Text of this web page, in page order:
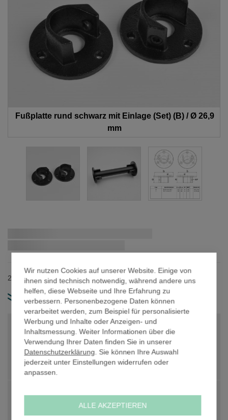
Wir nutzen Cookies auf unserer Website. Einige von
ihnen sind technisch notwendig, während andere uns
helfen, diese Webseite und Ihre Erfahrung zu
verbessern. Personenbezogene Daten können
verarbeitet werden, zum Beispiel für personalisierte
Werbung und Inhalte oder Anzeigen- und
Inhaltsmessung. Weiter Informationen über die
Verwendung Ihrer Daten finden Sie in unserer
Datenschutzerklärung . Sie können Ihre Auswahl
jederzeit unter Einstellungen widerrufen oder
anpassen.
ALLE AKZEPTIEREN
Fußplatte rund schwarz mit Einlage (Set) (B) / Ø 26,9
mm
der
springen
26,9 mm Rohrdurchmesser / Material: Gusseisen.
weitere Produkt-Infos
PREIS PRO STK. NETTO
PREIS PRO STK. NETTO
Anzahl
PREIS GESAMT NETTO 19,31 €
zzgl. 19% USt 3,67 €